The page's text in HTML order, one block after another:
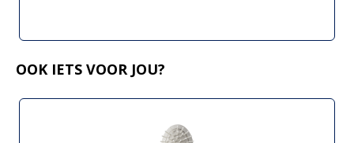
OOK IETS VOOR JOU?